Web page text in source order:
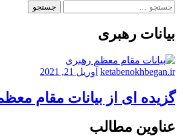
جستجو
بیانات رهبری
ketabenokhbegan.ir آوریل 21, 2021
گزیده ای از بیانات مقام
عناوین مطالب